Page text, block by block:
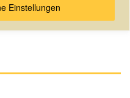
Einstellungen